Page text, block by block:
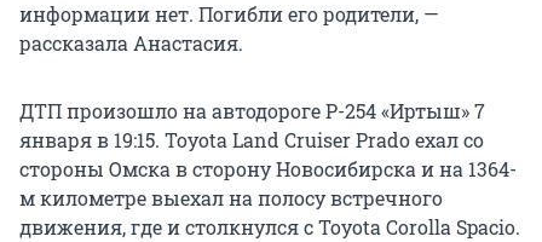
информации нет. Погибли его родители, —
рассказала Анастасия.
ДТП произошло на автодороге Р-254 «Иртыш» 7
января в 19:15. Toyota Land Cruiser Prado ехал со
стороны Омска в сторону Новосибирска и на 1364-
м километре выехал на полосу встречного
движения, где и столкнулся с Toyota Corolla Spacio.